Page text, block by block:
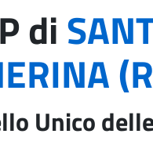
di
Unico